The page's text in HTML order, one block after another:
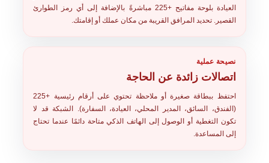
العيادة بلوحة مفاتيح +225 مباشرةً بالإضافة إلى أي رمز الطوارئ
القصير. تحديد المرافق القريبة من مكان عملك أو إقامتك.
نصيحة عملية
اتصالات زائدة عن الحاجة
احتفظ ببطاقة صغيرة أو ملاحظة تحتوي على أرقام رئيسية +225
(الفندق، السائق، المدير المحلي، العيادة، السفارة). الشبكة قد لا
تكون التغطية أو الوصول إلى الهاتف الذكي متاحة دائمًا عندما تحتاج
إلى المساعدة.